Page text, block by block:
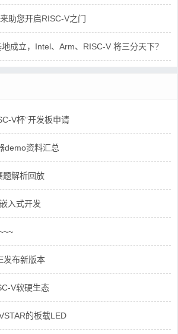
助您开启RISC-V之门
成立，Intel、Arm、RISC-V 将三分天下？
V杯”开发板申请
demo资料汇总
题解析回放
入式开发
发布新版本
V软硬生态
的板载LED